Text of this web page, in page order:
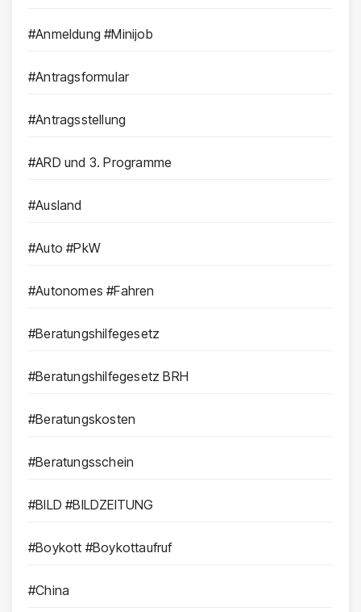
#Anmeldung #Minijob
#Antragsformular
#Antragsstellung
#ARD und 3. Programme
#Ausland
#Auto #PkW
#Autonomes #Fahren
#Beratungshilfegesetz
#Beratungshilfegesetz BRH
#Beratungskosten
#Beratungsschein
#BILD #BILDZEITUNG
#Boykott #Boykottaufruf
#China